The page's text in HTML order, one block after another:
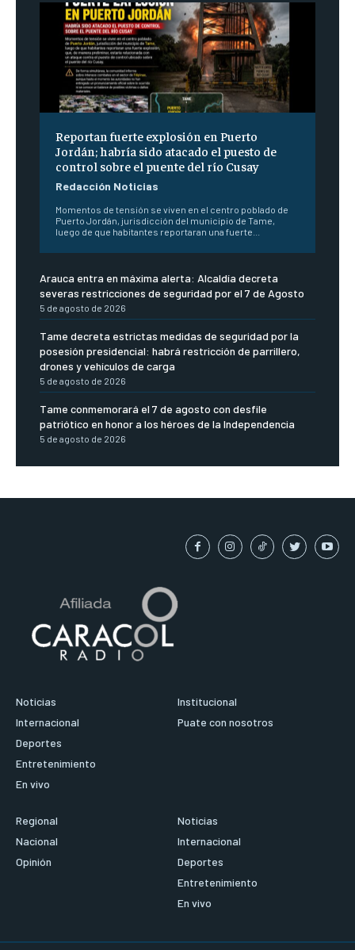
Reportan fuerte explosión en Puerto
Jordán; habría sido atacado el puesto de
control sobre el puente del río Cusay
Redacción Noticias
Momentos de tensión se viven en el centro poblado de
Puerto Jordán, jurisdicción del municipio de Tame,
luego de que habitantes reportaran una fuerte...
Arauca entra en máxima alerta: Alcaldía decreta
severas restricciones de seguridad por el 7 de Agosto
5 de agosto de 2026
Tame decreta estrictas medidas de seguridad por la
posesión presidencial: habrá restricción de parrillero,
drones y vehículos de carga
5 de agosto de 2026
Tame conmemorará el 7 de agosto con desfile
patriótico en honor a los héroes de la Independencia
5 de agosto de 2026
Noticias
Internacional
Deportes
Entretenimiento
En vivo
Institucional
Puate con nosotros
Regional
Nacional
Opinión
Noticias
Internacional
Deportes
Entretenimiento
En vivo